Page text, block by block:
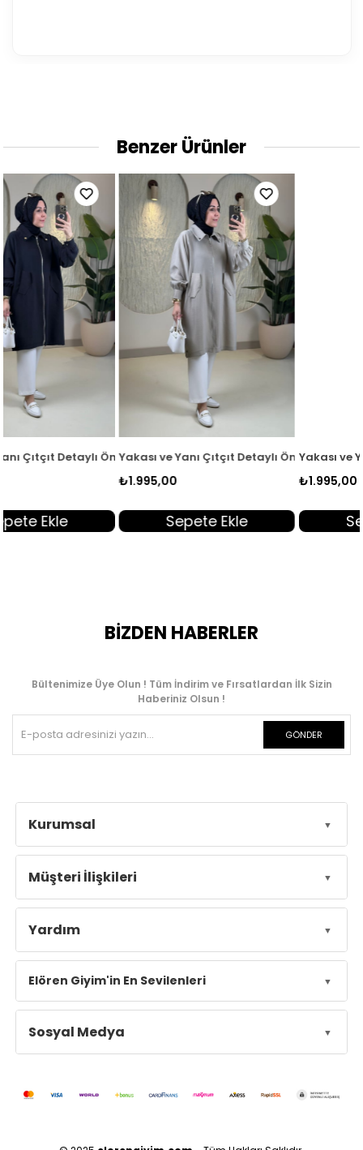
Benzer Ürünler
Fermuarlı Kadın Giyçık Kap Siyah EYL 2032
Yakası ve Yanı Çıtçıt Detaylı Önü Fermuarlı Kadın Giyçık Kap
Sepete Ekle
Yakası ve Yanı Çıtçıt Detaylı
Sepete Ekle
BİZDEN HABERLER
Bültenimize Üye Olun ! Tüm İndirim ve Fırsatlardan İlk Sizin
Haberiniz Olsun !
GÖNDER
Kurumsal
Müşteri İlişkileri
Yardım
Elören Giyim'in En Sevilenleri
Sosyal Medya